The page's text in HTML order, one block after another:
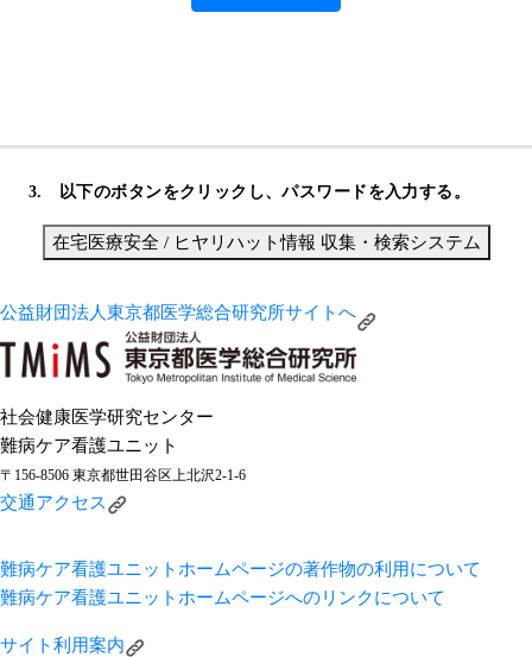
以下のボタンをクリックし、パスワードを入力する。
在宅医療安全 / ヒヤリハット情報 収集・検索システム
公益財団法人東京都医学総合研究所サイトへ
社会健康医学研究センター
難病ケア看護ユニット
〒156-8506 東京都世田谷区上北沢2-1-6
交通アクセス
難病ケア看護ユニットホームページの著作物の利用について
難病ケア看護ユニットホームページへのリンクについて
サイト利用案内